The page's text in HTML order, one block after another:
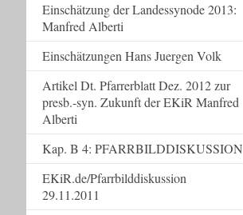
Einschätzung der Landessynode 2013:
Manfred Alberti
Einschätzungen Hans Juergen Volk
Artikel Dt. Pfarrerblatt Dez. 2012 zur
presb.-syn. Zukunft der EKiR Manfred
Alberti
Kap. B 4: PFARRBILDDISKUSSION
EKiR.de/Pfarrbilddiskussion
29.11.2011